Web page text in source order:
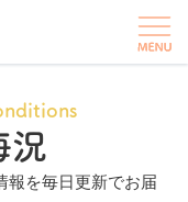
況
報を毎日更新でお届